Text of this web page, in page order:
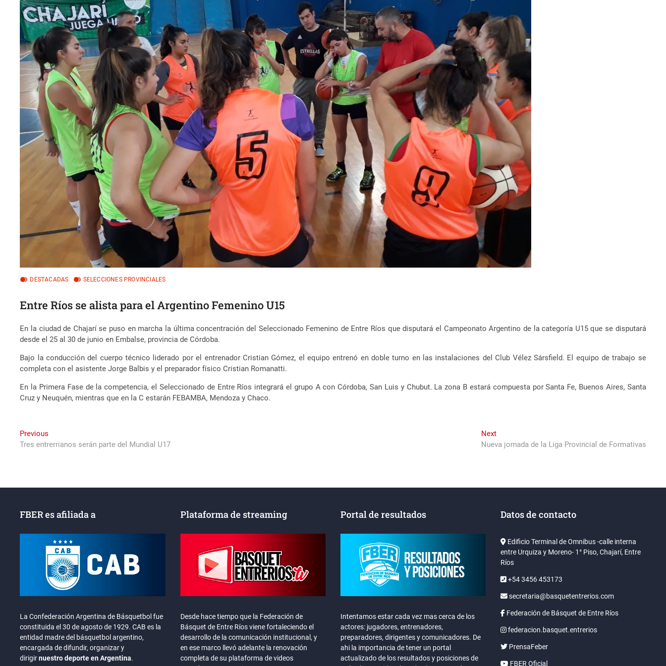
DESTACADAS SELECCIONES PROVINCIALES
Entre Ríos se alista para el Argentino Femenino U15
En la ciudad de Chajarí se puso en marcha la última concentración del Seleccionado Femenino de Entre Ríos que disputará el Campeonato Argentino de la categoría U15que se disputará
desde el 25 al 30 de junio en Embalse, provincia de Córdoba.
Bajo la conducción del cuerpo técnico liderado por el entrenador Cristian Gómez, el equipo entrenó en doble turno en las instalaciones del Club Vélez Sársfield. El equipo de trabajo se
completa con el asistente Jorge Balbis y el preparador físico Cristian Romanatti.
En la Primera Fase de la competencia, el Seleccionado de Entre Ríos integrará el grupo A con Córdoba, San Luis y Chubut. La zona B estará compuesta por Santa Fe, Buenos Aires, Santa
Cruz y Neuquén, mientras que en la C estarán FEBAMBA, Mendoza y Chaco.
Navegación
de
Previous
post:
Tres entrerrianos serán parte del Mundial U17
NextNext
post:
Nueva jornada de la Liga Provincial de Formativas
FBER es afiliada a
La Confederación Argentina de Básquetbol fue
constituida el 30 de agosto de 1929. CAB es la
entidad madre del básquetbol argentino,
encargada de difundir, organizar y
dirigirnuestro deporte en Argentina.
Plataforma de streaming
Desde hace tiempo que la Federación de
Básquet de Entre Ríos viene fortaleciendo el
desarrollo de la comunicación institucional, y
en ese marco llevó adelante la renovación
completa de su plataforma de videos
Portal de resultados
Intentamos estar cada vez mas cerca de los
actores: jugadores, entrenadores,
preparadores, dirigentes y comunicadores. De
ahi la importancia de tener un portal
actualizado de los resultados y posiciones de
Datos de contacto
Edificio Terminal de Omnibus -calle interna
entre Urquiza y Moreno- 1° Piso, Chajarí, Entre
Ríos
+54 3456 453173
secretaria@basquetentrerios.com
Federación de Básquet de Entre Ríos
federacion.basquet.entrerios
PrensaFeber
FBER Oficial